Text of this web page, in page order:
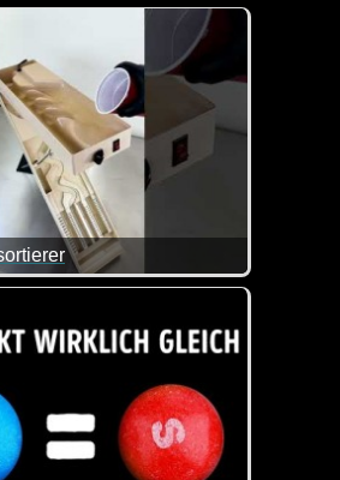
Straßen werde ich lieber nicht
klasse!